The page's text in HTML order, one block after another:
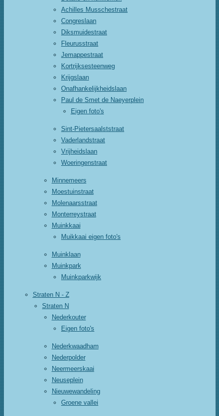
Achilles Musschestraat
Congreslaan
Diksmuidestraat
Fleurusstraat
Jemappestraat
Kortrijksesteenweg
Krijgslaan
Onafhankelijkheidslaan
Paul de Smet de Naeyerplein
Eigen foto's
Sint-Pietersaalststraat
Vaderlandstraat
Vrijheidslaan
Woeringenstraat
Minnemeers
Moestuinstraat
Molenaarsstraat
Monterreystraat
Muinkkaai
Muikkaai eigen foto's
Muinklaan
Muinkpark
Muinkparkwijk
Straten N - Z
Straten N
Nederkouter
Eigen foto's
Nederkwaadham
Nederpolder
Neermeerskaai
Neuseplein
Nieuwewandeling
Groene vallei